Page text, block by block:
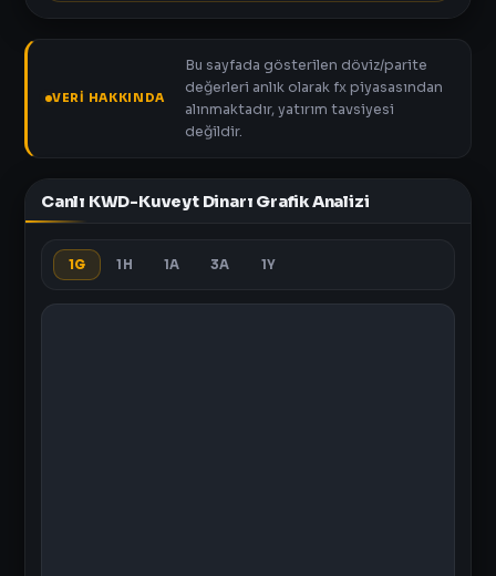
VERI HAKKINDA
Bu sayfada gösterilen döviz/parite
değerleri anlık olarak fx piyasasından
alınmaktadır, yatırım tavsiyesi
değildir.
Canlı KWD-Kuveyt Dinarı Grafik Analizi
1G 1H 1A 3A 1Y